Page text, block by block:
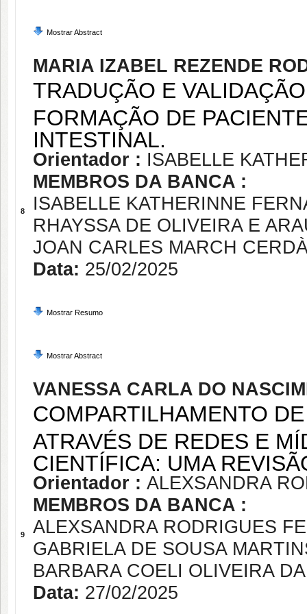
Mostrar Abstract
8
MARIA IZABEL REZENDE
TRADUÇÃO E
FORMAÇÃO DE
INTESTINAL.
Orientador : ISABELLE
MEMBROS DA BANCA :
ISABELLE KATHERINNE
RHAYSSA DE OLIVEIRA E
JOAN CARLES MARCH
Data: 25/02/2025
Mostrar Resumo
Mostrar Abstract
9
VANESSA CARLA DO
COMPARTILHAMENTO
ATRAVÉS DE REDES E
CIENTÍFICA: UMA
Orientador : ALEXSANDRA
MEMBROS DA BANCA :
ALEXSANDRA RODRIGUES
GABRIELA DE SOUSA
BARBARA COELI OLIVEIRA
Data: 27/02/2025